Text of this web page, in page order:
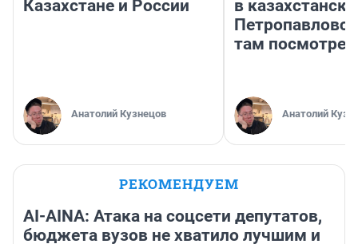
Казахстане и России
Анатолий Кузнецов
в
там
Анатолий
РЕКОМЕНДУЕМ
AI-AINA: Атака на соцсети депутатов,
бюджета вузов не хватило лучшим и